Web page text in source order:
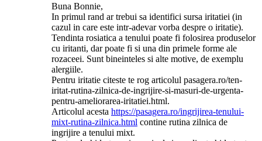
Buna Bonnie,
In primul rand ar trebui sa identifici sursa iritatiei (in
cazul in care este intr-adevar vorba despre o iritatie).
Tendinta rosiatica a tenului poate fi folosirea produselor
cu iritanti, dar poate fi si una din primele forme ale
rozaceei. Sunt bineinteles si alte motive, de exemplu
alergiile.
Pentru iritatie citeste te rog articolul pasagera.ro/ten-
iritat-rutina-zilnica-de-ingrijire-si-masuri-de-urgenta-
pentru-ameliorarea-iritatiei.html.
Articolul acesta https://pasagera.ro/ingrijirea-tenului-
mixt-rutina-zilnica.html contine rutina zilnica de
ingrijire a tenului mixt.